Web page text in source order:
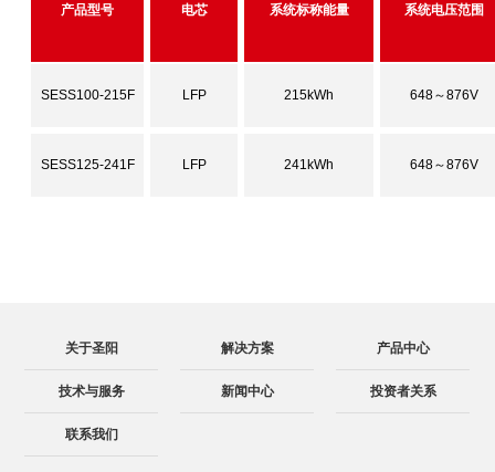
产品型号 电芯 系统标称能量 系统电压范围
SESS100-215F LFP 215kWh 648～876V
SESS125-241F LFP 241kWh 648～876V
关于圣阳 解决方案 产品中心
技术与服务 新闻中心 投资者关系
联系我们